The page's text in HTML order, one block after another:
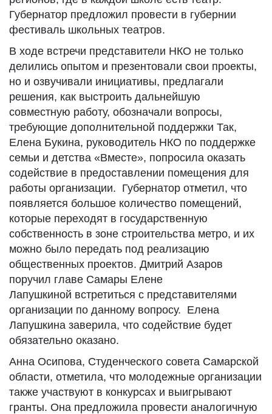
Губернатор предложил провести в губернии
фестиваль школьных театров.
В ходе встречи представители НКО не только
делились опытом и презентовали свои проекты,
но и озвучивали инициативы, предлагали
решения, как выстроить дальнейшую
совместную работу, обозначали вопросы,
требующие дополнительной поддержки Так,
Елена Букина, руководитель НКО по поддержке
семьи и детства «Вместе», попросила оказать
содействие в предоставлении помещения для
работы организации. Губернатор отметил, что
появляется большое количество помещений,
которые переходят в государственную
собственность в зоне строительства метро, и их
можно было передать под реализацию
общественных проектов. Дмитрий Азаров
поручил главе Самары Елене
Лапушкиной встретиться с представителями
организации по данному вопросу. Елена
Лапушкина заверила, что содействие будет
обязательно оказано.
Анна Осипова, Студенческого совета Самарской
области, отметила, что молодежные организации
также участвуют в конкурсах и выигрывают
гранты. Она предложила провести аналогичную